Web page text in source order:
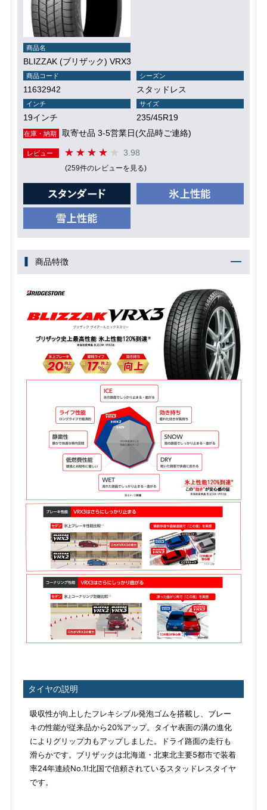
商品名
BLIZZAK (ブリザック) VRX3
商品コード
11632942
シーズン
スタッドレス
インチ
19インチ
サイズ
235/45R19
在庫・納期 取寄せ品 3-5営業日(欠品時ご連絡)
レビュー 3.98
(259件のレビューを見る)
商品特徴
タイヤの説明
吸収性が向上したフレキシブル発泡ゴムを搭載し、ブレー
キの性能が従来品から20%アップ。タイヤ表面の溝の進化
によりグリップ力もアップしました。ドライ路面の走行も
滑らかです。ブリザックは北海道・北東北主要5都市で装着
率24年連続No.1!北国で信頼されているスタッドレスタイヤ
です。